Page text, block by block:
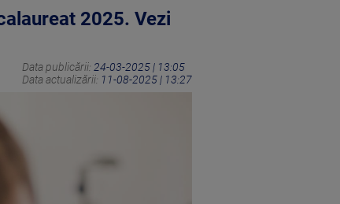
2025. Vezi
Data publicării: 24-03-2025 | 13:05
Data actualizării: 11-08-2025 | 13:27